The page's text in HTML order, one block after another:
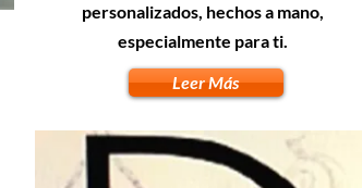
personalizados, hechos a mano,
especialmente para ti.
Leer Más